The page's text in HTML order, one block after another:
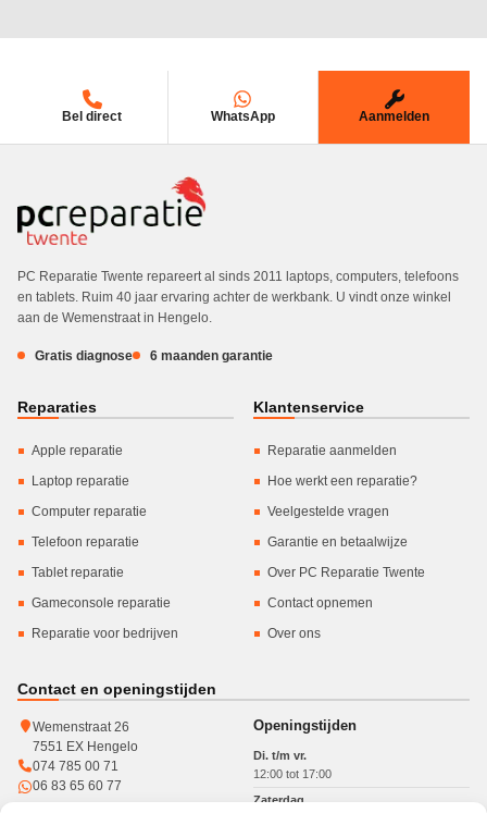
Bel direct WhatsApp Aanmelden
PC Reparatie Twente repareert al sinds 2011 laptops, computers, telefoons
en tablets. Ruim 40 jaar ervaring achter de werkbank. U vindt onze winkel
aan de Wemenstraat in Hengelo.
Gratis diagnose 6 maanden garantie
Reparaties
Apple reparatie
Laptop reparatie
Computer reparatie
Telefoon reparatie
Tablet reparatie
Gameconsole reparatie
Reparatie voor bedrijven
Klantenservice
Reparatie aanmelden
Hoe werkt een reparatie?
Veelgestelde vragen
Garantie en betaalwijze
Over PC Reparatie Twente
Contact opnemen
Over ons
Contact en openingstijden
Wemenstraat 26
7551 EX Hengelo
074 785 00 71
06 83 65 60 77
Openingstijden
Di. t/m vr.
12:00 tot 17:00
Zaterdag